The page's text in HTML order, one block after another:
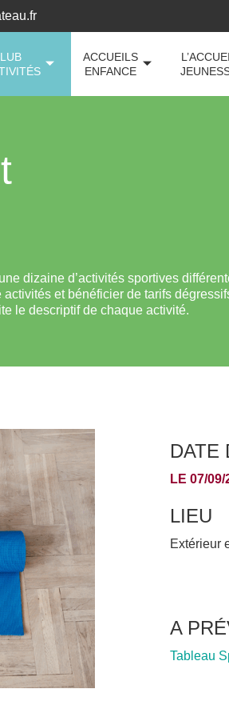
ACCUEILS
ENFANCE
dizaine d’activités sportives
et bénéficier de tarifs
le descriptif de chaque activité.
DATE
LE 07/09/
LIEU
Extérieur
A
Tableau